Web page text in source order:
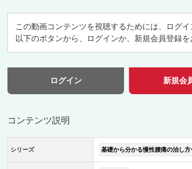
この動画コンテンツを視聴するためには、ログイ
以下のボタンから、ログインか、新規会員登録を
ログイン 新規会
コンテンツ説明
シリーズ 基礎から分かる慢性腰痛の治し